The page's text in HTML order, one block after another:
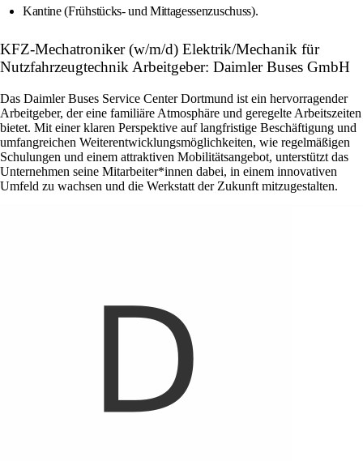
Kantine (Frühstücks- und Mittagessenzuschuss).
KFZ-Mechatroniker (w/m/d) Elektrik/Mechanik für
Nutzfahrzeugtechnik Arbeitgeber: Daimler Buses GmbH
Das Daimler Buses Service Center Dortmund ist ein hervorragender
Arbeitgeber, der eine familiäre Atmosphäre und geregelte Arbeitszeiten
bietet. Mit einer klaren Perspektive auf langfristige Beschäftigung und
umfangreichen Weiterentwicklungsmöglichkeiten, wie regelmäßigen
Schulungen und einem attraktiven Mobilitätsangebot, unterstützt das
Unternehmen seine Mitarbeiter*innen dabei, in einem innovativen
Umfeld zu wachsen und die Werkstatt der Zukunft mitzugestalten.